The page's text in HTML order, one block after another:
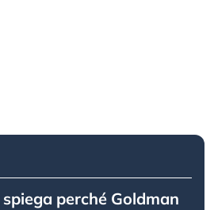
perché Goldman